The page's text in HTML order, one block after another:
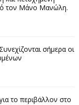
τον Μάνο Μανώλη.
σήμερα οι
το περιβάλλον στο